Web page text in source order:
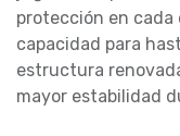
protección en
capacidad para
estructura
mayor estabilidad